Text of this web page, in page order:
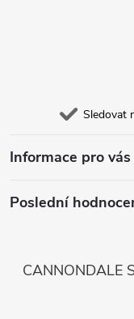
Sledovat
Informace pro vás
Poslední
CANNONDALE